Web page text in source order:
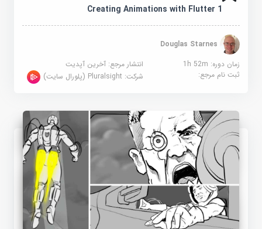
Creating Animations with Flutter 1
Douglas Starnes
زمان دوره: 1h 52m
انتشار مرجع:آخرین آپدیت
ثبت نام مرجع:
شرکت:Pluralsight (پلورال سایت)